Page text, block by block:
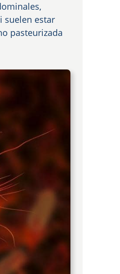
suelen estar
pasteurizada